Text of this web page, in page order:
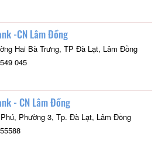
-CN Lâm Đồng
Hai Bà Trưng, TP Đà Lạt, Lâm Đồng
045
- CN Lâm Đồng
Phường 3, Tp. Đà Lạt, Lâm Đồng